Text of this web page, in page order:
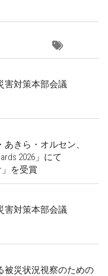
害対策本部会議
きら・オルセン、
2026」にて
」を受賞
害対策本部会議
被災状況視察のための